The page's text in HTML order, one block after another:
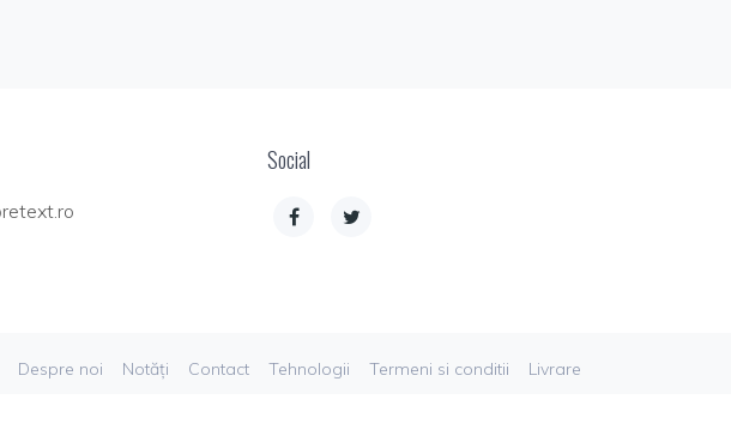
Social
Despre noi Notăți Contact Tehnologii Termeni si conditii Livrare